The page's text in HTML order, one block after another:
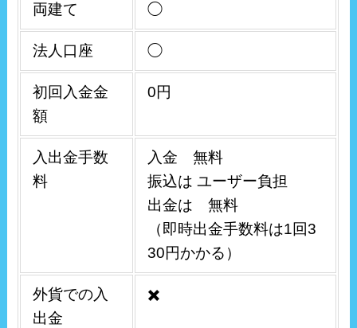
両建て ◯
法人口座 ◯
初回入金金
額
0円
入出金手数
料
入金 無料
振込は ユーザー負担
出金は 無料
（即時出金手数料は1回3
30円かかる）
外貨での入
出金
✖️